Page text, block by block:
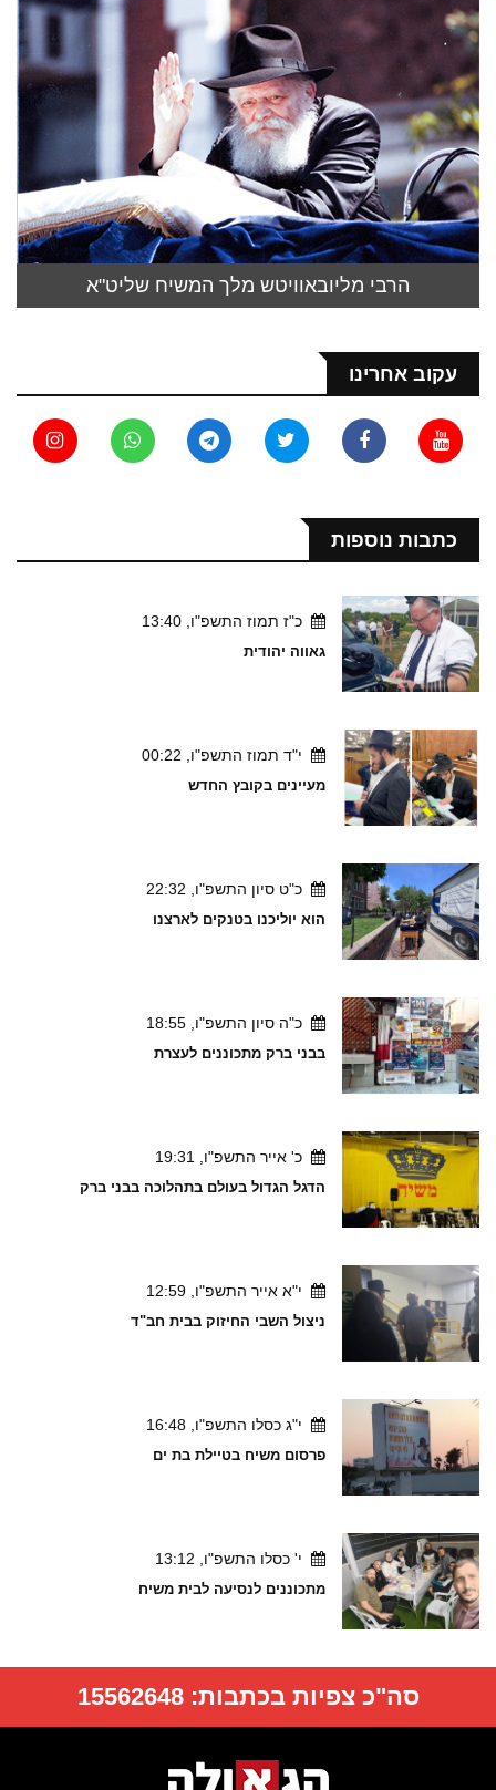
הרבי מליובאוויטש מלך המשיח שליט"א
עקוב אחרינו
כתבות נוספות
כ"ז תמוז התשפ"ו, 13:40
גאווה יהודית
י"ד תמוז התשפ"ו, 00:22
מעיינים בקובץ החדש
כ"ט סיון התשפ"ו, 22:32
הוא יוליכנו בטנקים לארצנו
כ"ה סיון התשפ"ו, 18:55
בבני ברק מתכוננים לעצרת
כ' אייר התשפ"ו, 19:31
הדגל הגדול בעולם בתהלוכה בבני ברק
י"א אייר התשפ"ו, 12:59
ניצול השבי החיזוק בבית חב"ד
י"ג כסלו התשפ"ו, 16:48
פרסום משיח בטיילת בת ים
י' כסלו התשפ"ו, 13:12
מתכוננים לנסיעה לבית משיח
סה"כ צפיות בכתבות:15562648